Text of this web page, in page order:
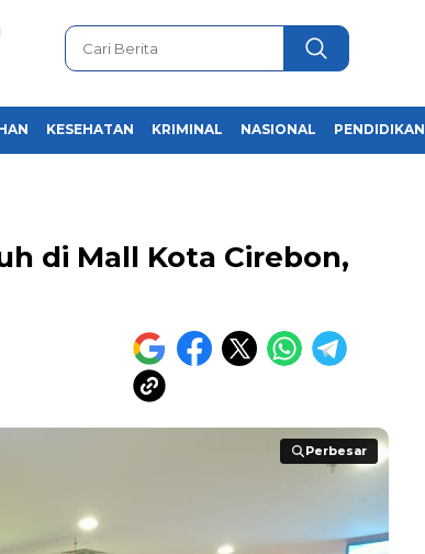
KESEHATAN KRIMINAL NASIONAL PENDIDIKAN
di Mall Kota Cirebon,
Perbesar
Perbesar